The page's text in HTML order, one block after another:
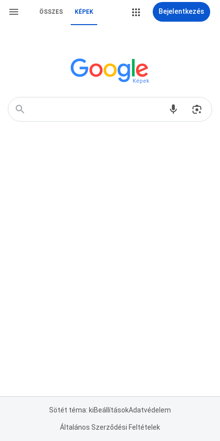
ÖSSZES KÉPEK Bejelentkezés
Képek
Sötét téma: kiBeállításokAdatvédelem
Általános Szerződési Feltételek